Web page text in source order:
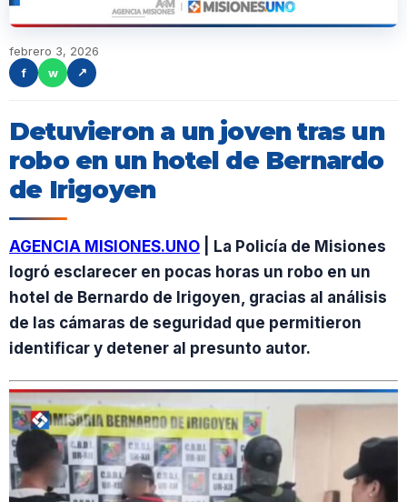
febrero 3, 2026
f
w ↗
Detuvieron a un joven tras un
robo en un hotel de Bernardo
de Irigoyen
AGENCIA MISIONES.UNO | La Policía de Misiones
logró esclarecer en pocas horas un robo en un
hotel de Bernardo de Irigoyen, gracias al análisis
de las cámaras de seguridad que permitieron
identificar y detener al presunto autor.